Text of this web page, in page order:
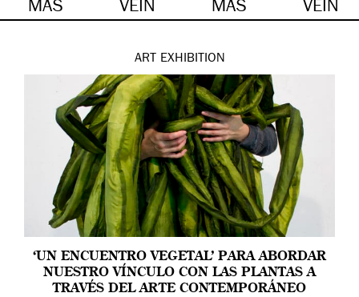
MÁS VEIN MÁS VEIN
ART EXHIBITION
‘UN ENCUENTRO VEGETAL’ PARA ABORDAR
NUESTRO VÍNCULO CON LAS PLANTAS A
TRAVÉS DEL ARTE CONTEMPORÁNEO